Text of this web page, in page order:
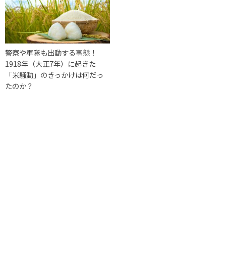
警察や軍隊も出動する事態！
1918年（大正7年）に起きた
「米騒動」のきっかけは何だっ
たのか？